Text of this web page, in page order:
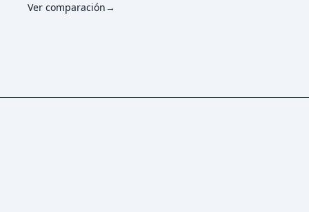
Ver comparación→